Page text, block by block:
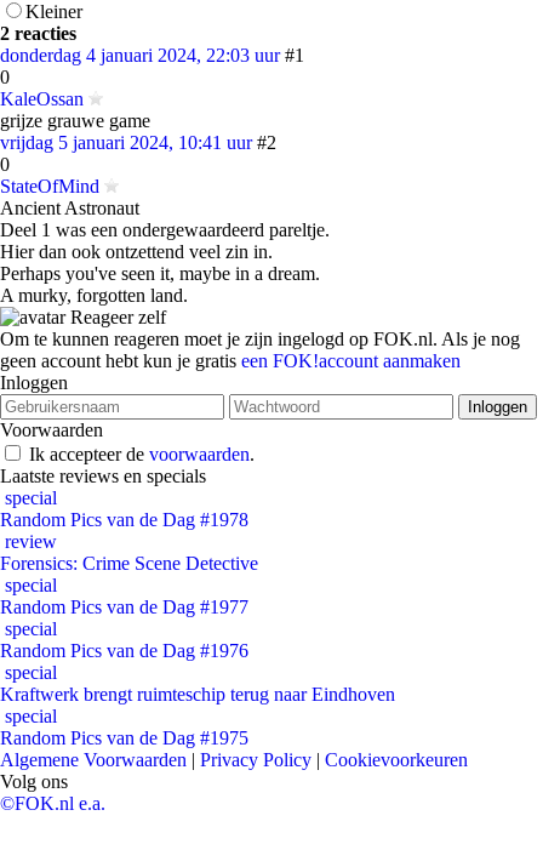
Kleiner
2 reacties
donderdag 4 januari 2024, 22:03 uur #1
0
KaleOssan
grijze grauwe game
vrijdag 5 januari 2024, 10:41 uur #2
0
StateOfMind
Ancient Astronaut
Deel 1 was een ondergewaardeerd pareltje.
Hier dan ook ontzettend veel zin in.
Perhaps you've seen it, maybe in a dream.
A murky, forgotten land.
Reageer zelf
Om te kunnen reageren moet je zijn ingelogd op FOK.nl. Als je nog
geen account hebt kun je gratis een FOK!account aanmaken
Inloggen
Voorwaarden
Ik accepteer de voorwaarden.
Laatste reviews en specials
special
Random Pics van de Dag #1978
review
Forensics: Crime Scene Detective
special
Random Pics van de Dag #1977
special
Random Pics van de Dag #1976
special
Kraftwerk brengt ruimteschip terug naar Eindhoven
special
Random Pics van de Dag #1975
Algemene Voorwaarden | Privacy Policy | Cookievoorkeuren
Volg ons
©FOK.nl e.a.